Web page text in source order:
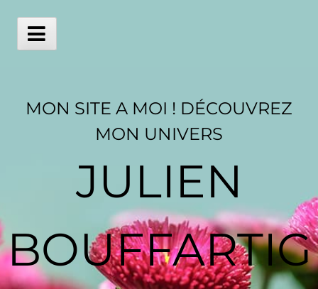
contentMain
MON SITE A MOI ! DÉCOUVREZ
MON UNIVERS
JULIEN
BOUFFARTIG